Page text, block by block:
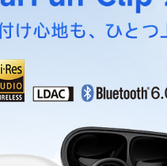
パスワード
ログイン状